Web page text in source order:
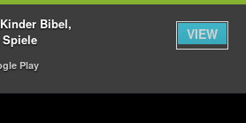
Bibel,
Play
VIEW